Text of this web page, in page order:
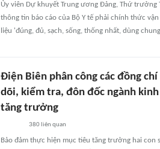
Ủy viên Dự khuyết Trung ương Đảng, Thứ trưởng
thông tin báo cáo của Bộ Y tế phải chính thức
liệu 'đúng, đủ, sạch, sống, thống nhất, dùng
Điện Biên phân công các đồng
dõi, kiểm tra, đôn đốc ngành
tăng trưởng
380 liên quan
Bảo đảm thực hiện mục tiêu tăng trưởng hai con